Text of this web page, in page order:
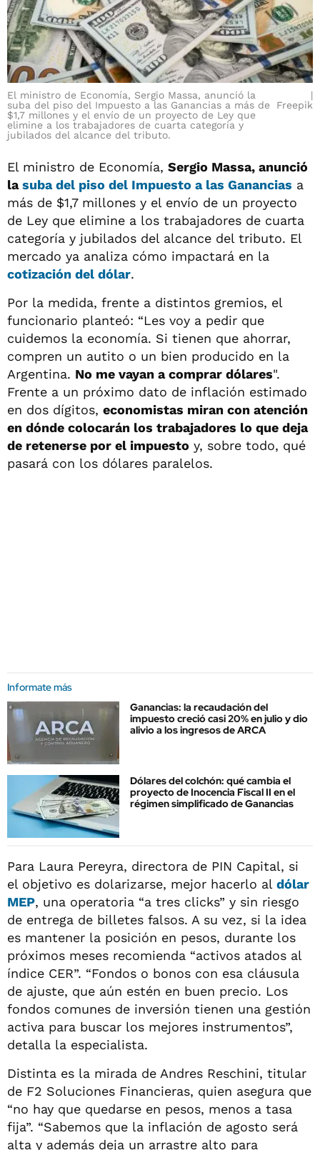
El ministro de Economía, Sergio Massa, anunció la
suba del piso del Impuesto a las Ganancias a más de
$1,7 millones y el envío de un proyecto de Ley que
elimine a los trabajadores de cuarta categoría y
jubilados del alcance del tributo.
Freepik
El ministro de Economía, Sergio Massa, anunció
lasuba del piso del Impuesto a las Ganancias a
más de $1,7 millones y el envío de un proyecto
de Ley que elimine a los trabajadores de cuarta
categoría y jubilados del alcance del tributo. El
mercado ya analiza cómo impactará en la
cotización del dólar.
Por la medida, frente a distintos gremios, el
funcionario planteó: “Les voy a pedir que
cuidemos la economía. Si tienen que ahorrar,
compren un autito o un bien producido en la
Argentina. No me vayan a comprar dólares".
Frente a un próximo dato de inflación estimado
en dos dígitos, economistas miran con atención
en dónde colocarán los trabajadores lo que deja
de retenerse por el impuesto y, sobre todo, qué
pasará con los dólares paralelos.
Informate más
Ganancias: la recaudación del
impuesto creció casi 20% en julio y dio
alivio a los ingresos de ARCA
Dólares del colchón: qué cambia el
proyecto de Inocencia Fiscal II en el
régimen simplificado de Ganancias
Para Laura Pereyra, directora de PIN Capital, si
el objetivo es dolarizarse, mejor hacerlo al dólar
MEP, una operatoria “a tres clicks” y sin riesgo
de entrega de billetes falsos. A su vez, si la idea
es mantener la posición en pesos, durante los
próximos meses recomienda “activos atados al
índice CER”. “Fondos o bonos con esa cláusula
de ajuste, que aún estén en buen precio. Los
fondos comunes de inversión tienen una gestión
activa para buscar los mejores instrumentos”,
detalla la especialista.
Distinta es la mirada de Andres Reschini, titular
de F2 Soluciones Financieras, quien asegura que
“no hay que quedarse en pesos, menos a tasa
fija”. “Sabemos que la inflación de agosto será
alta y además deja un arrastre alto para